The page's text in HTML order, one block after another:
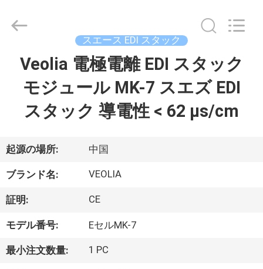
ダ
ク
ト
私
2026
Technology
スエース EDI スタック
Veolia 電極電離 EDI スタック
モジュール MK-7 スエズ EDI
スタック 導電性 < 62 μs/cm
起源の場所: 中国
ブランド名: VEOLIA
証明: CE
モデル番号: EセルMK-7
最小注文数量: 1 PC